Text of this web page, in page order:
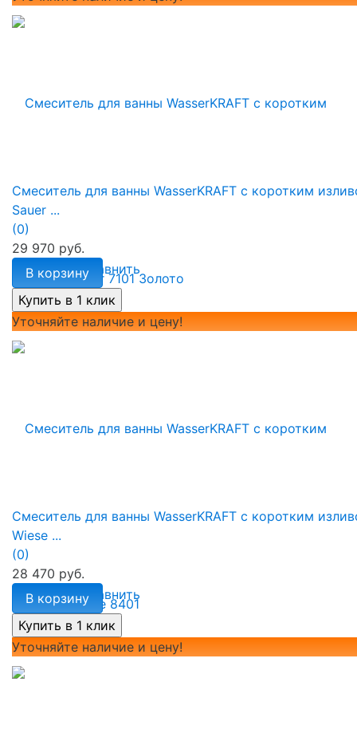
избранное сравнить
Смеситель для ванны WasserKRAFT с коротким
Sauer ...
(0)
29 970 руб.
В корзину
Уточняйте наличие и цену!
избранное сравнить
Смеситель для ванны WasserKRAFT с коротким
Wiese ...
(0)
28 470 руб.
В корзину
Уточняйте наличие и цену!